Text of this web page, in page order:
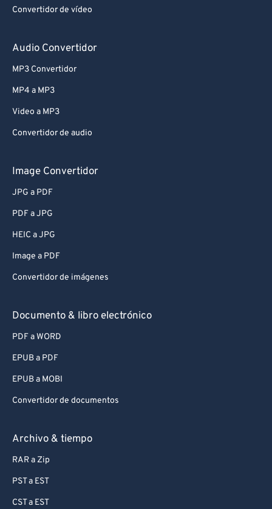
Convertidor de vídeo
Audio Convertidor
MP3 Convertidor
MP4 a MP3
Video a MP3
Convertidor de audio
Image Convertidor
JPG a PDF
PDF a JPG
HEIC a JPG
Image a PDF
Convertidor de imágenes
Documento & libro electrónico
PDF a WORD
EPUB a PDF
EPUB a MOBI
Convertidor de documentos
Archivo & tiempo
RAR a Zip
PST a EST
CST a EST